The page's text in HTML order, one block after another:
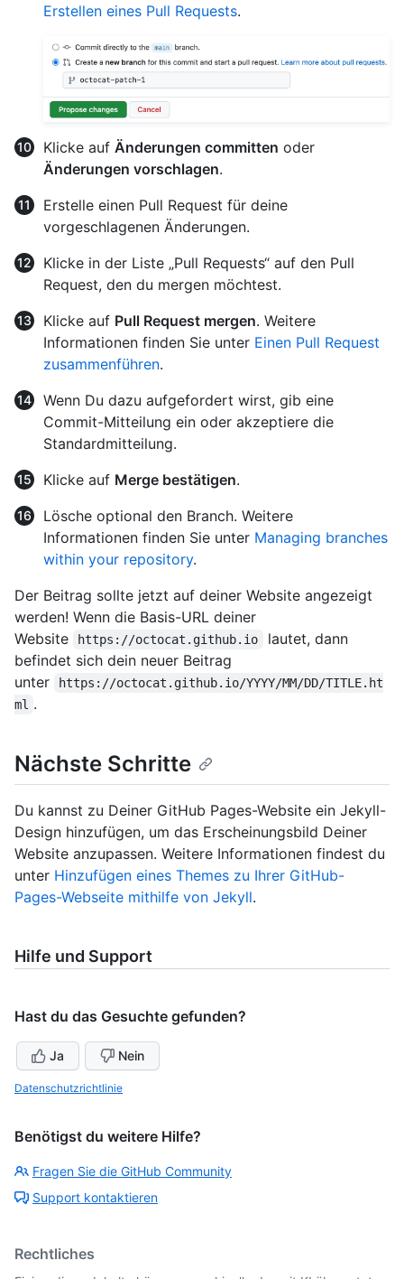
Erstellen eines Pull Requests.
Klicke auf Änderungen committen oder
Änderungen vorschlagen.
Erstelle einen Pull Request für deine
vorgeschlagenen Änderungen.
Klicke in der Liste „Pull Requests“ auf den Pull
Request, den du mergen möchtest.
Klicke auf Pull Request mergen. Weitere
Informationen finden Sie unter Einen Pull Request
zusammenführen.
Wenn Du dazu aufgefordert wirst, gib eine
Commit-Mitteilung ein oder akzeptiere die
Standardmitteilung.
Klicke auf Merge bestätigen.
Lösche optional den Branch. Weitere
Informationen finden Sie unter Managing branches
within your repository.
Der Beitrag sollte jetzt auf deiner Website angezeigt
werden! Wenn die Basis-URL deiner
Website
https://octocat.github.io
lautet, dann
befindet sich dein neuer Beitrag
unter
https://octocat.github.io/YYYY/MM/DD/TITLE.ht
ml .
Nächste Schritte
Du kannst zu Deiner GitHub Pages-Website ein Jekyll-
Design hinzufügen, um das Erscheinungsbild Deiner
Website anzupassen. Weitere Informationen findest du
unter Hinzufügen eines Themes zu Ihrer GitHub-
Pages-Webseite mithilfe von Jekyll.
Hilfe und Support
Hast du das Gesuchte gefunden?
Ja Nein
Datenschutzrichtlinie
Benötigst du weitere Hilfe?
Fragen Sie die GitHub Community
Support kontaktieren
Rechtliches